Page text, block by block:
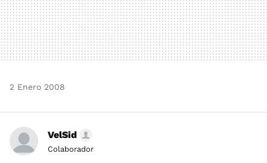
2 Enero 2008
VelSid
Colaborador